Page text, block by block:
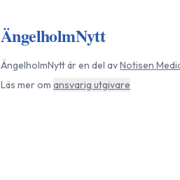
ÄngelholmNytt
ÄngelholmNyttär en del avNotisen
Läs mer om ansvarig utgivare